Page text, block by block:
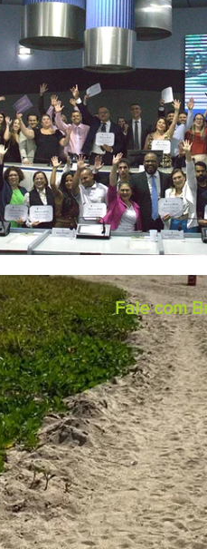
Vitória Ação
Homenagem
Cultura Luso-Capixaba
Fale com